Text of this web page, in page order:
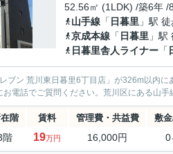
52.56㎡ (1LDK) /築6年 /
山手線 「 日暮里 」駅
京成本線 「 日暮里 」駅
日暮里舎人ライナー 「
ブン 荒川東日暮里6丁目店」が326m以内
電話でご質問ください。荒川区にある山手
階 賃料 管理費・共益費 敷
階 19万円 16,000円 0